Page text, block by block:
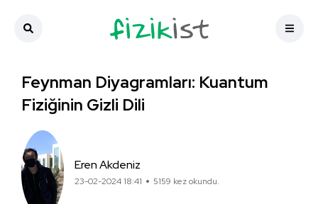
Feynman Diyagramları: Kuantum
Fiziğinin Gizli Dili
Eren Akdeniz
23-02-2024 18:41 5159 kez okundu.